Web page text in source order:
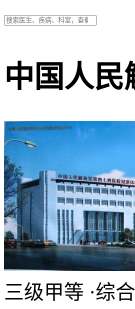
中国人民
三级甲等 ·综